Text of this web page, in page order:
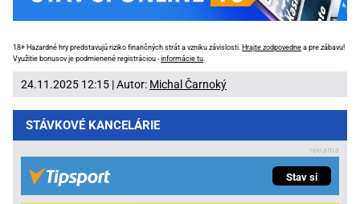
18+ Hazardné hry predstavujú riziko finančných strát a vzniku závislosti. Hrajte zodpovedne a pre zábavu!
Využitie bonusov je podmienené registráciou -informácie tu.
24.11.2025 12:15 | Autor: Michal Čarnoký
STÁVKOVÉ KANCELÁRIE
Stav si